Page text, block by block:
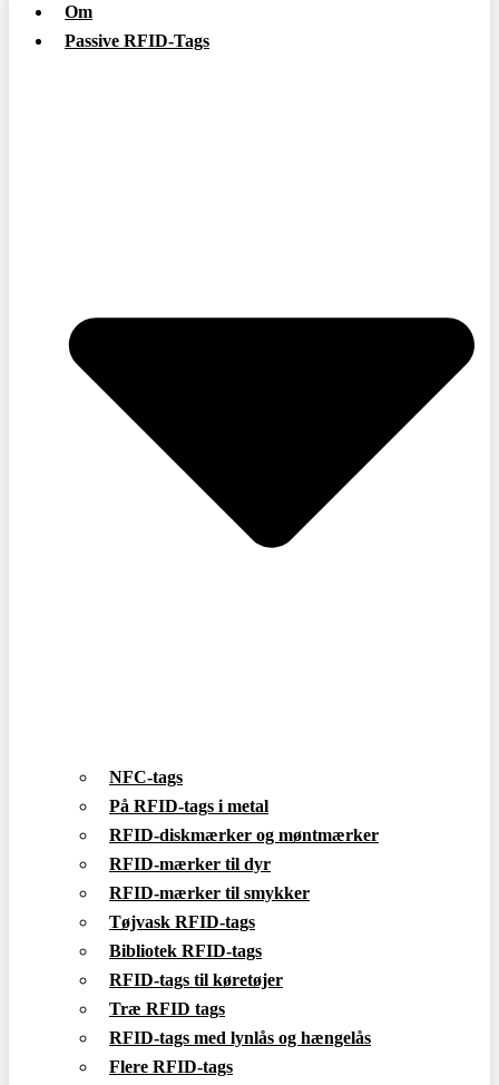
Om
Passive RFID-Tags
NFC-tags
På RFID-tags i metal
RFID-diskmærker og møntmærker
RFID-mærker til dyr
RFID-mærker til smykker
Tøjvask RFID-tags
Bibliotek RFID-tags
RFID-tags til køretøjer
Træ RFID tags
RFID-tags med lynlås og hængelås
Flere RFID-tags